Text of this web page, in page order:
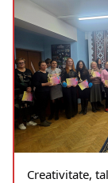
Creativitate,